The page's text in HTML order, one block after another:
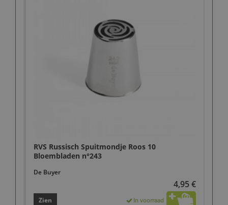
RVS Russisch Spuitmondje Roos 10
Bloembladen n°243
De Buyer
4,95 €
Zien In voorraad